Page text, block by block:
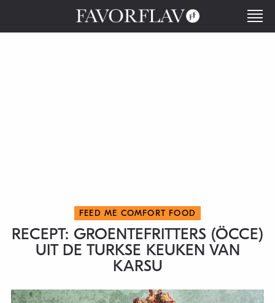
FEED ME COMFORT FOOD
RECEPT: GROENTEFRITTERS (ÖCCE)
UIT DE TURKSE KEUKEN VAN
KARSU